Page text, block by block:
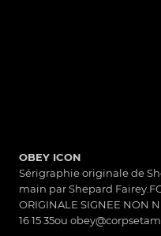
OBEY ICON
Sérigraphie originale de
main par Shepard
ORIGINALE SIGNEE NON
16 15 35ou